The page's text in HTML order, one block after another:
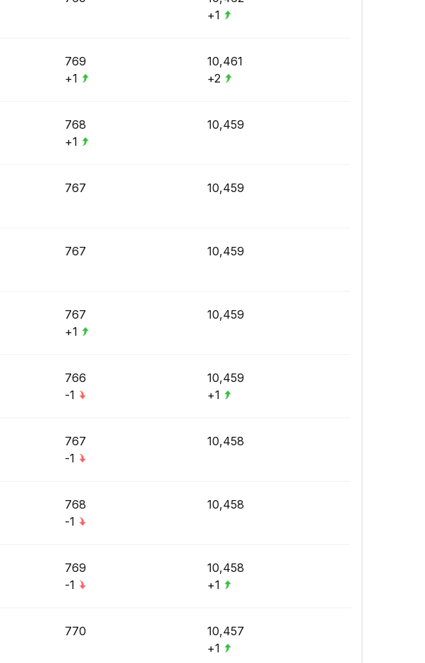
+1
769
+1
10,461
+2
768
+1
10,459
767 10,459
767 10,459
767
+1
10,459
766
-1
10,459
+1
767
-1
10,458
768
-1
10,458
769
-1
10,458
+1
770
10,457
+1